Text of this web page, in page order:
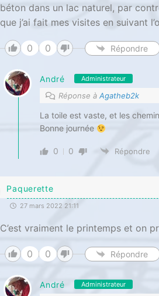
béton dans un lac naturel, par
que j’ai fait mes visites en suivant
0 0 Répondre
André Administrateur
Réponse àAgatheb2k
La toile est vaste, et les
Bonne journée
0 0 Répondre
Paquerette
27 mars 2022 21:11
C’est vraiment le printemps et on
0 0 Répondre
André Administrateur